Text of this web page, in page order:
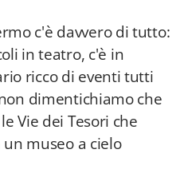
c'è davvero di tutto:
in teatro, c'è in
ricco di eventi tutti
dimentichiamo che
Vie dei Tesori che
museo a cielo